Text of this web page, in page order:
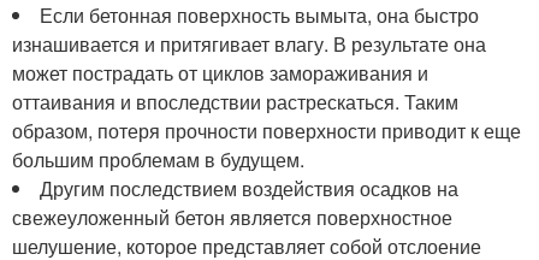
Если бетонная поверхность вымыта, она быстро
изнашивается и притягивает влагу. В результате она
может пострадать от циклов замораживания и
оттаивания и впоследствии растрескаться. Таким
образом, потеря прочности поверхности приводит к еще
большим проблемам в будущем.
Другим последствием воздействия осадков на
свежеуложенный бетон является поверхностное
шелушение, которое представляет собой отслоение